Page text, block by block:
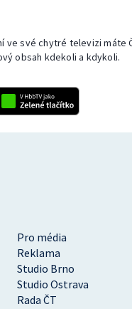
ve své chytré televizi máte
obsah kdekoli a kdykoli.
Pro média
Reklama
Studio Brno
Studio Ostrava
Rada ČT